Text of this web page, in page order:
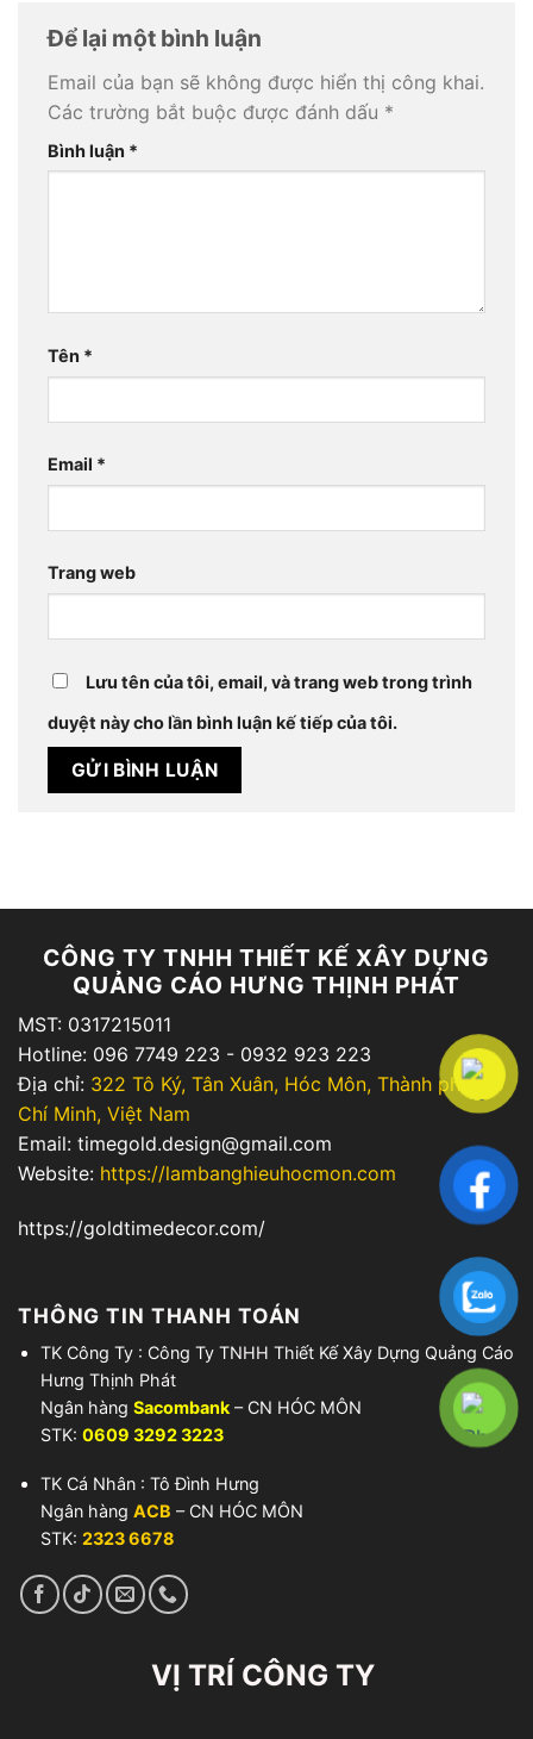
Để lại một bình luận
Email của bạn sẽ không được hiển thị công khai.
Các trường bắt buộc được đánh dấu *
Bình luận *
Tên *
Email *
Trang web
Lưu tên của tôi, email, và trang web trong trình
duyệt này cho lần bình luận kế tiếp của tôi.
CÔNG TY TNHH THIẾT KẾ XÂY DỰNG
QUẢNG CÁO HƯNG THỊNH PHÁT
MST: 0317215011
Hotline: 096 7749 223 - 0932 923 223
Địa chỉ: 322 Tô Ký, Tân Xuân, Hóc Môn, Thành phố Hồ
Chí Minh, Việt Nam
Email: timegold.design@gmail.com
Website: https://lambanghieuhocmon.com
https://goldtimedecor.com/
THÔNG TIN THANH TOÁN
TK Công Ty : Công Ty TNHH Thiết Kế Xây Dựng Quảng Cáo
Hưng Thịnh Phát
Ngân hàng Sacombank– CN HÓC MÔN
STK: 0609 3292 3223
TK Cá Nhân : Tô Đình Hưng
Ngân hàng ACB – CN HÓC MÔN
STK: 2323 6678
VỊ TRÍ CÔNG TY